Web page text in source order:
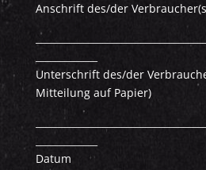
Anschrift des/der
Unterschrift des/der
Mitteilung auf Papier)
Datum